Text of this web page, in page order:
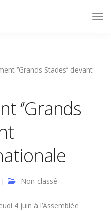
‘’Grands Stades’’ devant
‘’Grands
Non classé
4 juin à l’Assemblée